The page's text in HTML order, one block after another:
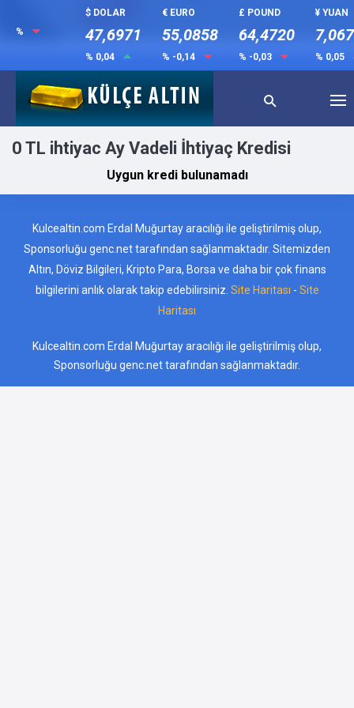
%
$ DOLAR
47,6971
% 0,04
€ EURO
55,0858
% -0,14
£ POUND
64,4720
% -0,03
¥ YUAN
% 0,05
0 TL ihtiyac Ay Vadeli İhtiyaç Kredisi
Uygun kredi bulunamadı
Kulcealtin.com Erdal Muğurtay aracılığı ile geliştirilmiş olup,
Sponsorluğu genc.net tarafından sağlanmaktadır. Sitemizden
Altın, Döviz Bilgileri, Kripto Para, Borsa ve daha bir çok finans
bilgilerini anlık olarak takip edebilirsiniz. Site Haritası - Site
Haritası
Kulcealtin.com Erdal Muğurtay aracılığı ile geliştirilmiş olup,
Sponsorluğu genc.net tarafından sağlanmaktadır.